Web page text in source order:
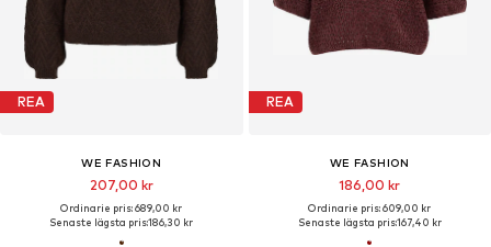
REA
WE FASHION
207,00 kr
Ordinarie pris: 689,00 kr
Senaste lägsta pris:186,30 kr
REA
WE FASHION
186,00 kr
Ordinarie pris: 609,00 kr
Senaste lägsta pris:167,40 kr